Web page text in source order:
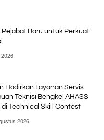
Pejabat Baru untuk Perkuat
Hadirkan Layanan Servis
Teknisi Bengkel AHASS
Technical Skill Contest
2026